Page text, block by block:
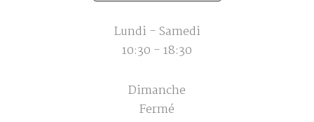
Lundi - Samedi
10:30 - 18:30
Dimanche
Fermé